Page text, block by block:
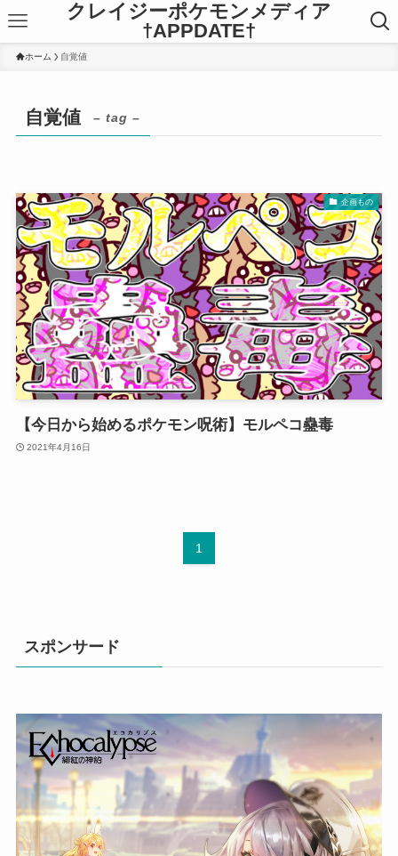
クレイジーポケモンメディア
†APPDATE†
ホーム 自覚値
自覚値 – tag –
企画もの
【今日から始めるポケモン呪術】モルペコ蠱毒
2021年4月16日
1
スポンサード